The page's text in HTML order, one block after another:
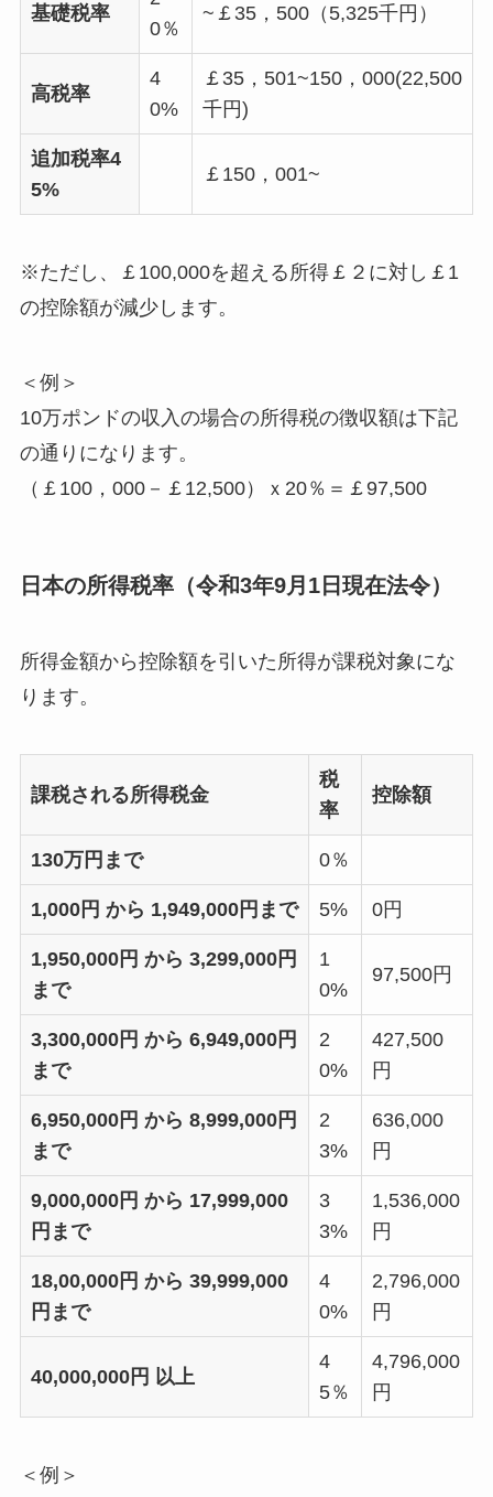
基礎税率
0％
~￡35，500（5,325千円）
高税率
4
0%
￡35，501~150，000(22,500
千円)
追加税率4
5%
￡150，001~
※ただし、￡100,000を超える所得￡２に対し￡1
の控除額が減少します。
＜例＞
10万ポンドの収入の場合の所得税の徴収額は下記
の通りになります。
（￡100，000－￡12,500）ｘ20％＝￡97,500
日本の所得税率（令和3年9月1日現在法令）
所得金額から控除額を引いた所得が課税対象にな
ります。
課税される所得税金
税
率
控除額
130万円まで 0％
1,000円 から 1,949,000円まで 5% 0円
1,950,000円 から 3,299,000円
まで
1
0%
97,500円
3,300,000円 から 6,949,000円
まで
2
0%
427,500
円
6,950,000円 から 8,999,000円
まで
2
3%
636,000
円
9,000,000円 から 17,999,000
円まで
3
3%
1,536,000
円
18,00,000円 から 39,999,000
円まで
4
0%
2,796,000
円
40,000,000円 以上
4
5％
4,796,000
円
＜例＞